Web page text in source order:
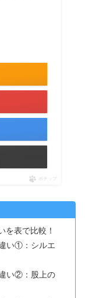
ポチップ
を表で比較！
い①：シルエ
い②：股上の